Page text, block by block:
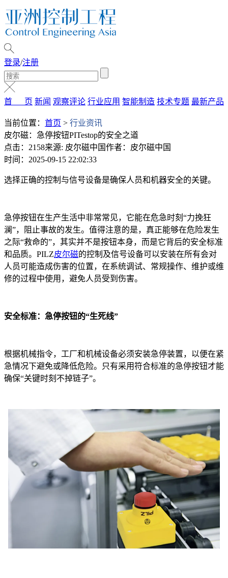
登录/注册
首 页 新闻 观察评论 行业应用 智能制造 技术专题 最新产品
当前位置： 首页 > 行业资讯
皮尔磁：急停按钮PITestop的安全之道
点击：2158来源: 皮尔磁中国作者：皮尔磁中国
时间：2025-09-15 22:02:33
选择正确的控制与信号设备是确保人员和机器安全的关键。
急停按钮在生产生活中非常常见，它能在危急时刻“力挽狂
澜”，阻止事故的发生。值得注意的是，真正能够在危险发生
之际“救命的”，其实并不是按钮本身，而是它背后的安全标准
和品质。PILZ皮尔磁的控制及信号设备可以安装在所有会对
人员可能造成伤害的位置，在系统调试、常规操作、维护或维
修的过程中使用，避免人员受到伤害。
安全标准：急停按钮的“生死线”
根据机械指令，工厂和机械设备必须安装急停装置，以便在紧
急情况下避免或降低危险。只有采用符合标准的急停按钮才能
确保“关键时刻不掉链子”。